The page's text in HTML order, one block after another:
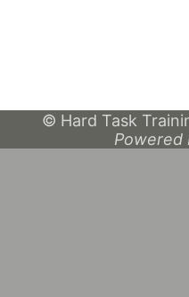
© Hard Task
Powered